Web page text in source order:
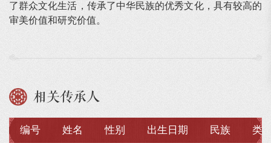
了群众文化生活，传承了中华民族的优秀文化，具有较高的
审美价值和研究价值。
相关传承人
编号 姓名 性别 出生日期 民族 类